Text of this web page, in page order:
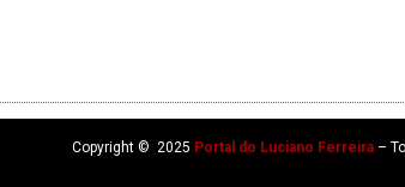
Copyright © 2025 Portal do Luciano Ferreira –